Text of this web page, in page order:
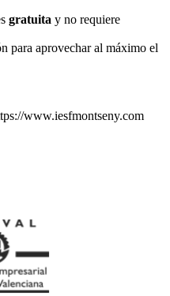
gratuita y no requiere
para aprovechar al máximo el
www.iesfmontseny.com